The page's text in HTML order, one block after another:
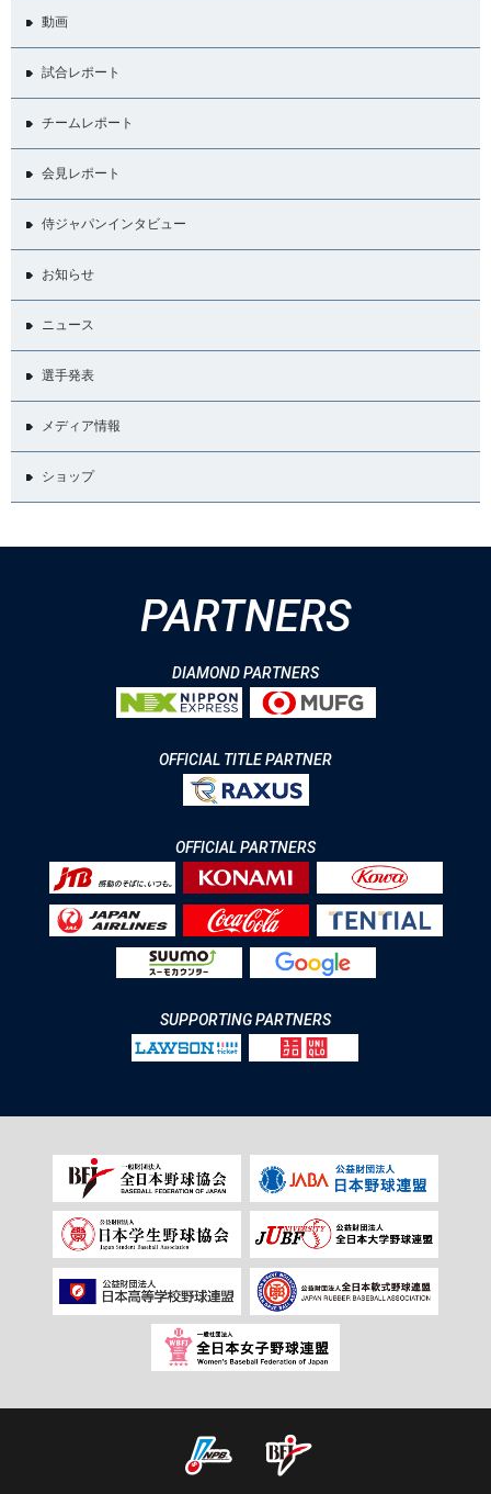
動画
試合レポート
チームレポート
会見レポート
侍ジャパンインタビュー
お知らせ
ニュース
選手発表
メディア情報
ショップ
PARTNERS
DIAMOND PARTNERS
OFFICIAL TITLE PARTNER
OFFICIAL PARTNERS
SUPPORTING PARTNERS